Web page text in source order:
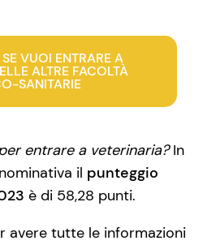
VUOI ENTRARE A
ALTRE FACOLTÀ
SANITARIE
entrare a veterinaria?In
il punteggio
è di 58,28 punti.
avere tutte le informazioni